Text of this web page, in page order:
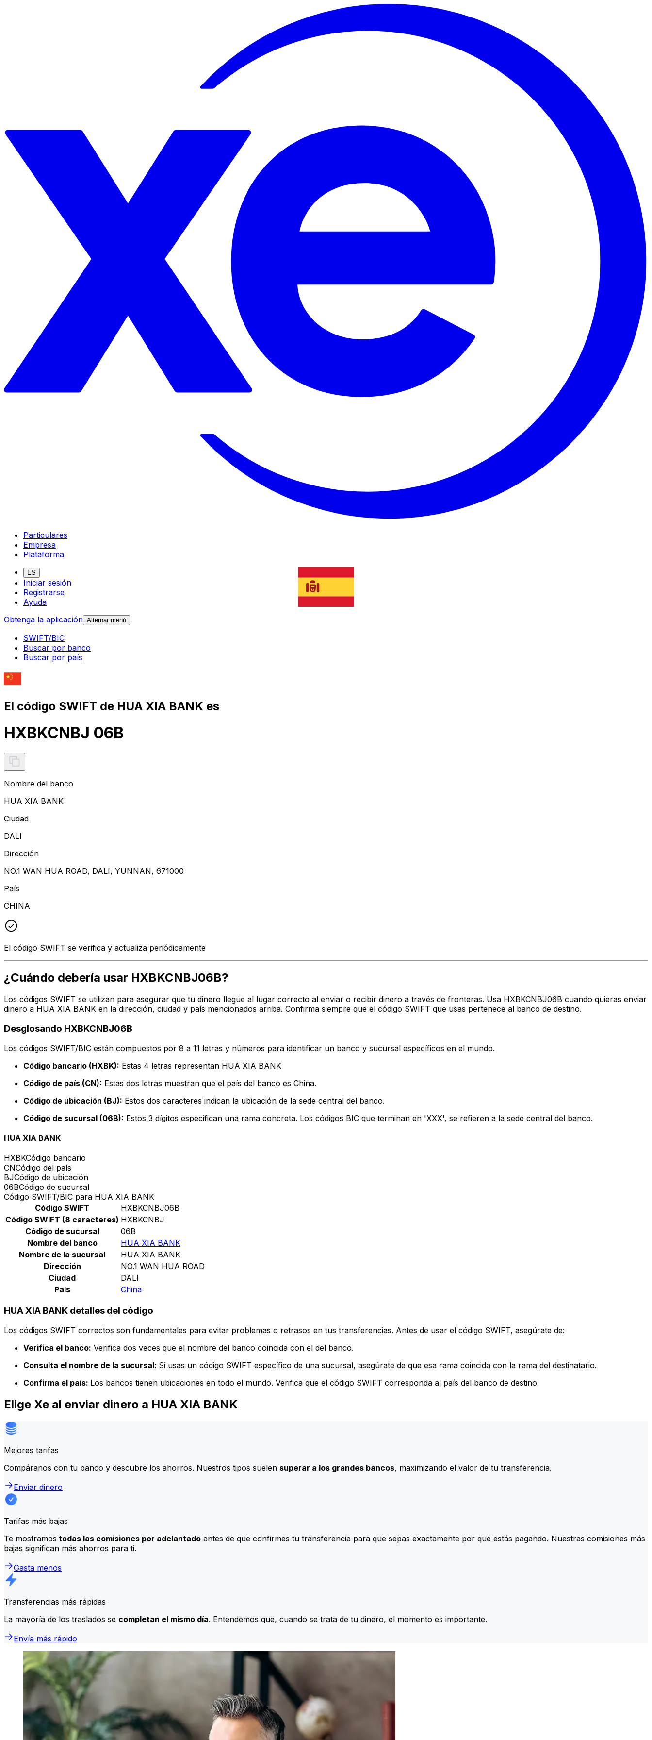
Particulares
Empresa
Plataforma
ES
Iniciar sesión
Registrarse
Ayuda
Obtenga la aplicación Alternar menú
SWIFT/BIC
Buscar por banco
Buscar por país
El código SWIFT de HUA XIA BANK es
HXBKCNBJ 06B
Nombre del banco
HUA XIA BANK
Ciudad
DALI
Dirección
NO.1 WAN HUA ROAD, DALI, YUNNAN, 671000
País
CHINA
El código SWIFT se verifica y actualiza periódicamente
¿Cuándo debería usar HXBKCNBJ06B?
Los códigos SWIFT se utilizan para asegurar que tu dinero llegue al lugar correcto al enviar o recibir dinero a través de fronteras. Usa HXBKCNBJ06B cuando quieras enviar
dinero a HUA XIA BANK en la dirección, ciudad y país mencionados arriba. Confirma siempre que el código SWIFT que usas pertenece al banco de destino.
Desglosando HXBKCNBJ06B
Los códigos SWIFT/BIC están compuestos por 8 a 11 letras y números para identificar un banco y sucursal específicos en el mundo.
Código bancario (HXBK): Estas 4 letras representan HUA XIA BANK
Código de país (CN): Estas dos letras muestran que el país del banco es China.
Código de ubicación (BJ): Estos dos caracteres indican la ubicación de la sede central del banco.
Código de sucursal (06B): Estos 3 dígitos especifican una rama concreta. Los códigos BIC que terminan en 'XXX', se refieren a la sede central del banco.
HUA XIA BANK
HXBKCódigo bancario
CNCódigo del país
BJCódigo de ubicación
06BCódigo de sucursal
Código SWIFT/BIC para HUA XIA BANK
Código SWIFT
HXBKCNBJ06B
Código SWIFT (8 caracteres) HXBKCNBJ
Código de sucursal
06B
Nombre del banco
HUA XIA BANK
Nombre de la sucursal
HUA XIA BANK
Dirección
NO.1 WAN HUA ROAD
Ciudad
DALI
País
China
HUA XIA BANK detalles del código
Los códigos SWIFT correctos son fundamentales para evitar problemas o retrasos en tus transferencias. Antes de usar el código SWIFT, asegúrate de:
Verifica el banco: Verifica dos veces que el nombre del banco coincida con el del banco.
Consulta el nombre de la sucursal: Si usas un código SWIFT específico de una sucursal, asegúrate de que esa rama coincida con la rama del destinatario.
Confirma el país: Los bancos tienen ubicaciones en todo el mundo. Verifica que el código SWIFT corresponda al país del banco de destino.
Elige Xe al enviar dinero a HUA XIA BANK
Mejores tarifas
Compáranos con tu banco y descubre los ahorros. Nuestros tipos suelen superar a los grandes bancos, maximizando el valor de tu transferencia.
Enviar dinero
Tarifas más bajas
Te mostramos todas las comisiones por adelantado antes de que confirmes tu transferencia para que sepas exactamente por qué estás pagando. Nuestras comisiones más
bajas significan más ahorros para ti.
Gasta menos
Transferencias más rápidas
La mayoría de los traslados se completan el mismo día. Entendemos que, cuando se trata de tu dinero, el momento es importante.
Envía más rápido